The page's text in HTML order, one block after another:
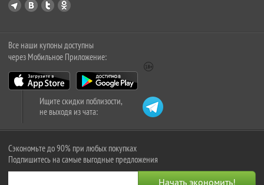
Все наши купоны доступны
через Мобильное Приложение:
Ищите скидки поблизости,
не выходя из чата:
Сэкономьте до 90% при любых покупках
Подпишитесь на самые выгодные предложения